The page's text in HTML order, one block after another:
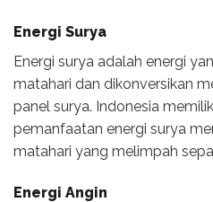
Energi Surya
Energi surya adalah energi
matahari dan dikonversikan
panel surya. Indonesia
pemanfaatan energi surya
matahari yang melimpah
Energi Angin